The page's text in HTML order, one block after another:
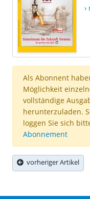
Als Abonnent
Möglichkeit
vollständige
herunterzuladen.
loggen Sie sich
Abonnement
vorheriger Artikel